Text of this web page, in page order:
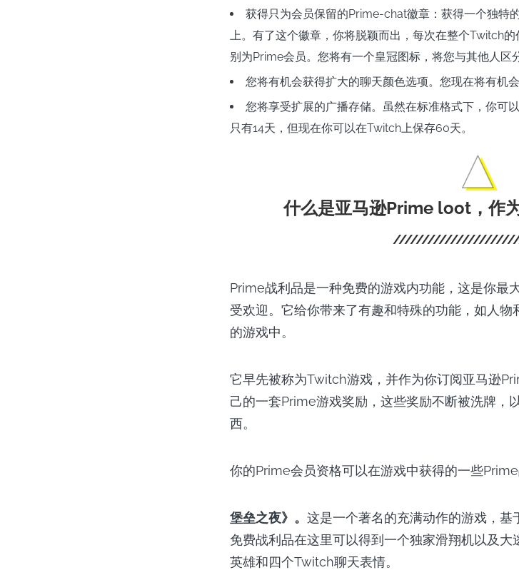
获得只为会员保留的Prime-chat徽章：获得一个独特
上。有了这个徽章，你将脱颖而出，每次在整个Twitch
别为Prime会员。您将有一个皇冠图标，将您与其他人区
您将有机会获得扩大的聊天颜色选项。您现在将有机
您将享受扩展的广播存储。虽然在标准格式下，你可
只有14天，但现在你可以在Twitch上保存60天。
什么是亚马逊Prime loot，作
Prime战利品是一种免费的游戏内功能，这是你最
受欢迎。它给你带来了有趣和特殊的功能，如人
的游戏中。
它早先被称为Twitch游戏，并作为你订阅亚马逊
己的一套Prime游戏奖励，这些奖励不断被洗牌，
西。
你的Prime会员资格可以在游戏中获得的一些Prime
堡垒之夜》。 这是一个著名的充满动作的游戏，
免费战利品在这里可以得到一个独家滑翔机以及
英雄和四个Twitch聊天表情。